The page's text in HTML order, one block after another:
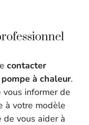
contacter
à chaleur.
vous informer de
à votre modèle
de vous aider à